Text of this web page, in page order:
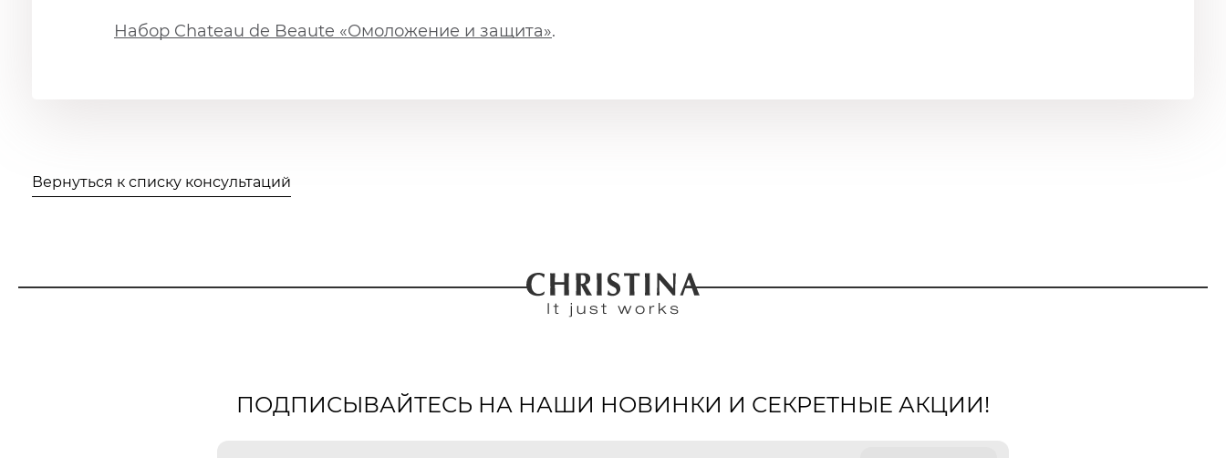
Набор Chateau de Beaute «Омоложение и защита».
Вернуться к списку консультаций
ПОДПИСЫВАЙТЕСЬ НА НАШИ НОВИНКИ И СЕКРЕТНЫЕ АКЦИИ!